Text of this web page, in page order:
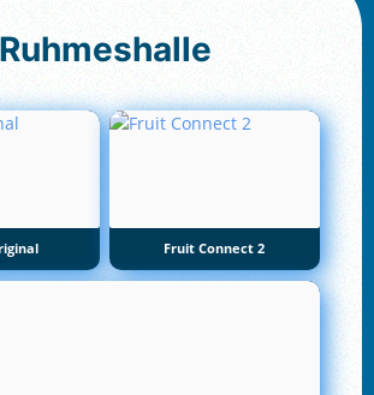
Ruhmeshalle
Fruit Connect 2